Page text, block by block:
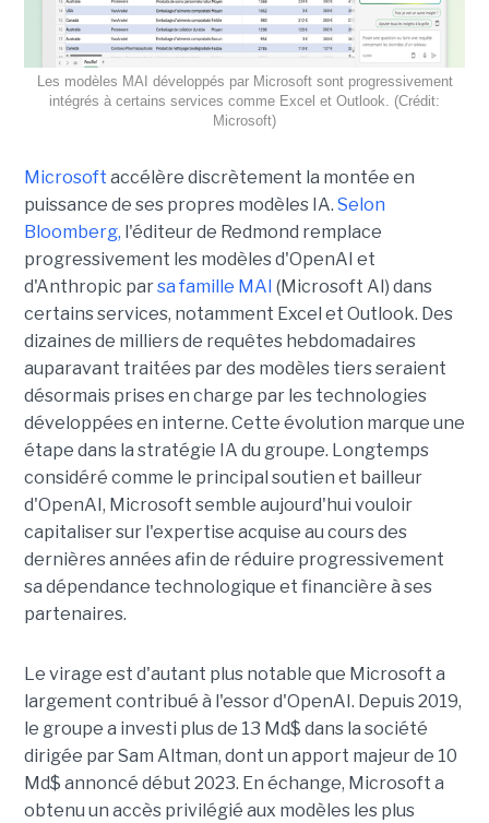
Les modèles MAI développés par Microsoft sont progressivement
intégrés à certains services comme Excel et Outlook. (Crédit:
Microsoft)
Microsoft accélère discrètement la montée en
puissance de ses propres modèles IA. Selon
Bloomberg, l'éditeur de Redmond remplace
progressivement les modèles d'OpenAI et
d'Anthropic parsa famille MAI (Microsoft AI) dans
certains services, notamment Excel et Outlook. Des
dizaines de milliers de requêtes hebdomadaires
auparavant traitées par des modèles tiers seraient
désormais prises en charge par les technologies
développées en interne. Cette évolution marque une
étape dans la stratégie IA du groupe. Longtemps
considéré comme le principal soutien et bailleur
d'OpenAI, Microsoft semble aujourd'hui vouloir
capitaliser sur l'expertise acquise au cours des
dernières années afin de réduire progressivement
sa dépendance technologique et financière à ses
partenaires.
Le virage est d'autant plus notable que Microsoft a
largement contribué à l'essor d'OpenAI. Depuis 2019,
le groupe a investi plus de 13 Md$ dans la société
dirigée par Sam Altman, dont un apport majeur de 10
Md$ annoncé début 2023. En échange, Microsoft a
obtenu un accès privilégié aux modèles les plus